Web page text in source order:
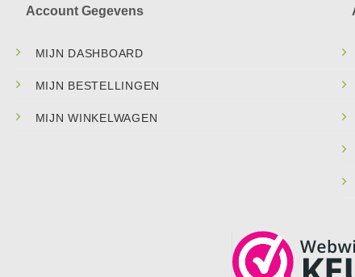
Account Gegevens
MIJN DASHBOARD
MIJN BESTELLINGEN
MIJN WINKELWAGEN